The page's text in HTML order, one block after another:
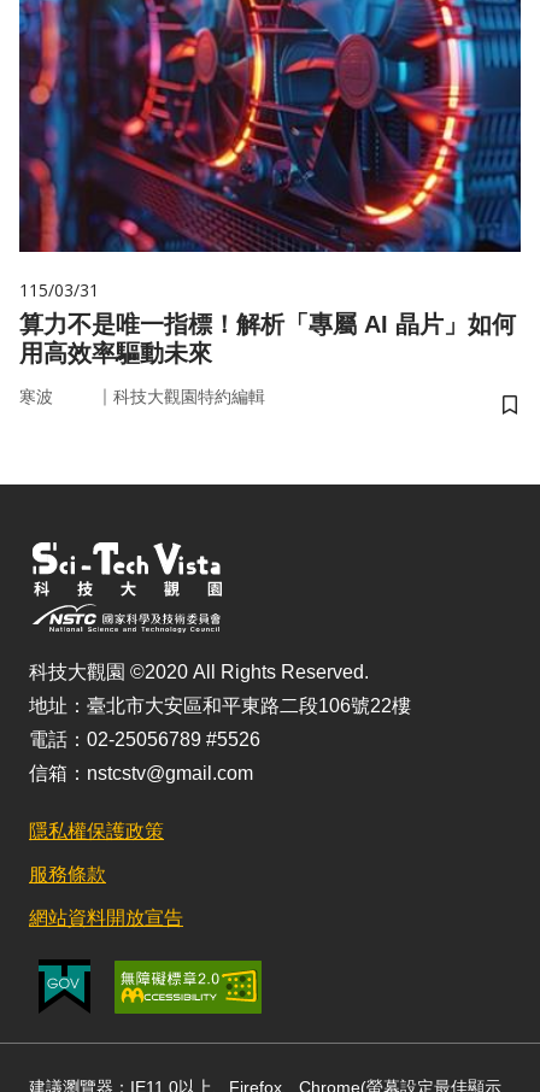
115/03/31
算力不是唯一指標！解析「專屬 AI 晶片」如何
用高效率驅動未來
寒波 ｜ 科技大觀園特約編輯
儲
科技大觀園 ©2020 All Rights Reserved.
地址：臺北市大安區和平東路二段106號22樓
電話：02-25056789 #5526
信箱：nstcstv@gmail.com
隱私權保護政策
服務條款
網站資料開放宣告
建議瀏覽器：IE11.0以上、Firefox、Chrome(螢幕設定最佳顯示